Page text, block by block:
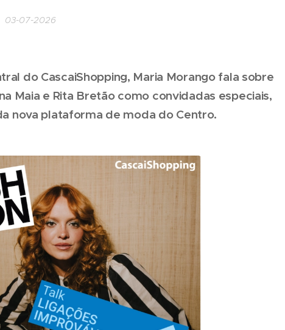
03-07-2026
do CascaiShopping, Maria Morango fala sobre
Maia e Rita Bretão como convidadas especiais,
nova plataforma de moda do Centro.